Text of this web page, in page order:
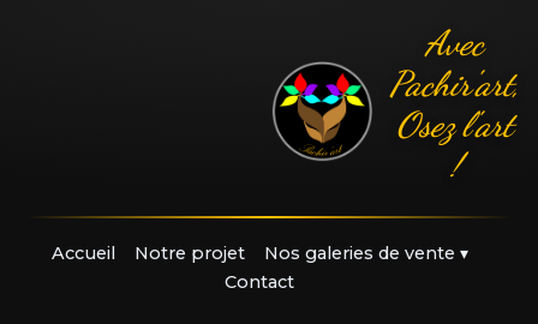
Avec
Pachir'art,
Osez l'art
!
Accueil Notre projet Nos galeries de vente ▾
Contact